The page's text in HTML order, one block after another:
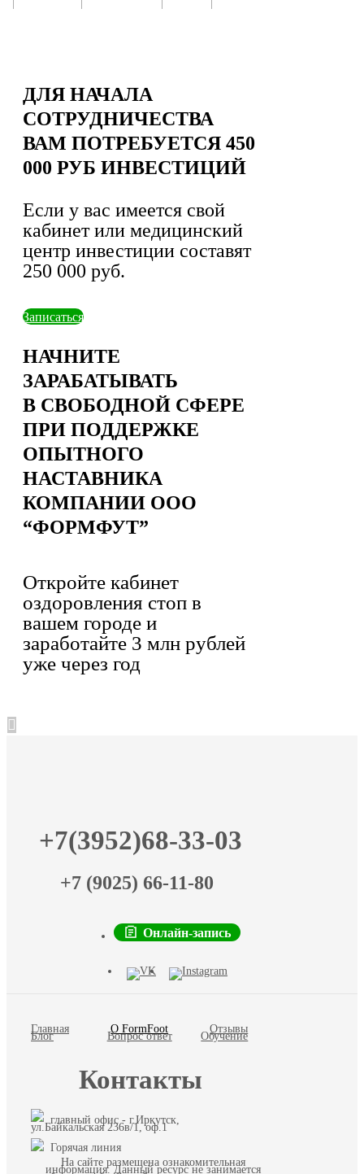
ДЛЯ НАЧАЛА
СОТРУДНИЧЕСТВА
ВАМ ПОТРЕБУЕТСЯ 450
000 РУБ ИНВЕСТИЦИЙ
Если у вас имеется свой
кабинет или медицинский
центр инвестиции составят
250 000 руб.
Записаться
НАЧНИТЕ
ЗАРАБАТЫВАТЬ
В СВОБОДНОЙ СФЕРЕ
ПРИ ПОДДЕРЖКЕ
ОПЫТНОГО
НАСТАВНИКА
КОМПАНИИ ООО
“ФОРМФУТ”
Откройте кабинет
оздоровления стоп в
вашем городе и
заработайте 3 млн рублей
уже через год
+7(3952)68-33-03
+7 (9025) 66-11-80
Онлайн-запись
Главная О FormFoot Отзывы
Блог Вопрос ответ Обучение
Контакты
главный офис - г.Иркутск,
ул.Байкальская 236в/1, оф.1
Горячая линия
На сайте размещена ознакомительная
информация. Данный ресурс не занимается